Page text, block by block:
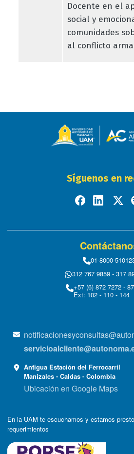
Docente en el
social y
comunidades
al conflicto
Síguenos en
01-8000-
312 767 9859 - 317
+57 (6) 872 7272 -
Ext: 102 - 110 - 144
Antigua Estación del Ferrocarril
Manizales - Caldas - Colombia
Ubicación en Google Maps
En la UAM te escuchamos y estamos
requerimientos